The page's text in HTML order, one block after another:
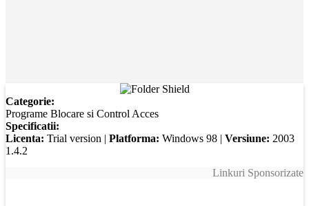
Categorie:
Programe Blocare si Control Acces
Specificatii:
Licenta: Trial version | Platforma: Windows 98 | Versiune: 2003
1.4.2
Linkuri Sponsorizate